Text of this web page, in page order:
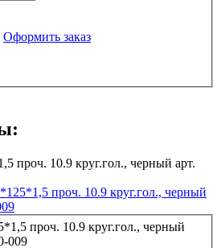
Оформить заказ
проч. 10.9 круг.гол., черный